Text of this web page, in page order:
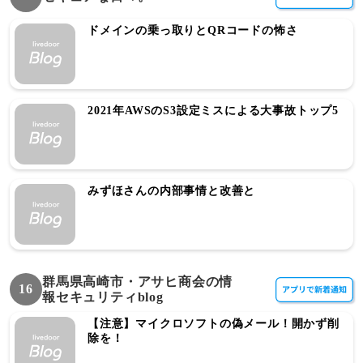
ドメインの乗っ取りとQRコードの怖さ
2021年AWSのS3設定ミスによる大事故トップ5
みずほさんの内部事情と改善と
16
群馬県高崎市・アサヒ商会の情
報セキュリティblog
【注意】マイクロソフトの偽メール！開かず削
除を！